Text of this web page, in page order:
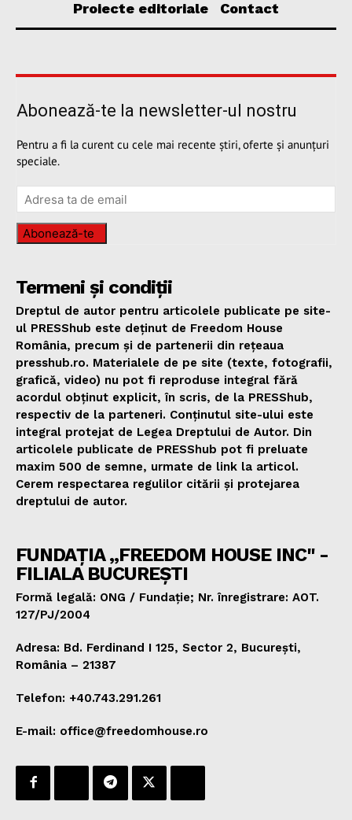
Proiecte editoriale
Contact
Abonează-te la newsletter-ul nostru
Pentru a fi la curent cu cele mai recente știri, oferte și anunțuri
speciale.
Abonează-te
Termeni și condiții
Dreptul de autor pentru articolele publicate pe site-
ul PRESShub este deținut de Freedom House
România, precum și de partenerii din rețeaua
presshub.ro. Materialele de pe site (texte, fotografii,
grafică, video) nu pot fi reproduse integral fără
acordul obținut explicit, în scris, de la PRESShub,
respectiv de la parteneri. Conținutul site-ului este
integral protejat de Legea Dreptului de Autor. Din
articolele publicate de PRESShub pot fi preluate
maxim 500 de semne, urmate de link la articol.
Cerem respectarea regulilor citării și protejarea
dreptului de autor.
FUNDAȚIA „FREEDOM HOUSE INC" -
FILIALA BUCUREȘTI
Formă legală: ONG / Fundație; Nr. înregistrare: AOT.
127/PJ/2004
Adresa: Bd. Ferdinand I 125, Sector 2, București,
România – 21387
Telefon: +40.743.291.261
E-mail: office@freedomhouse.ro